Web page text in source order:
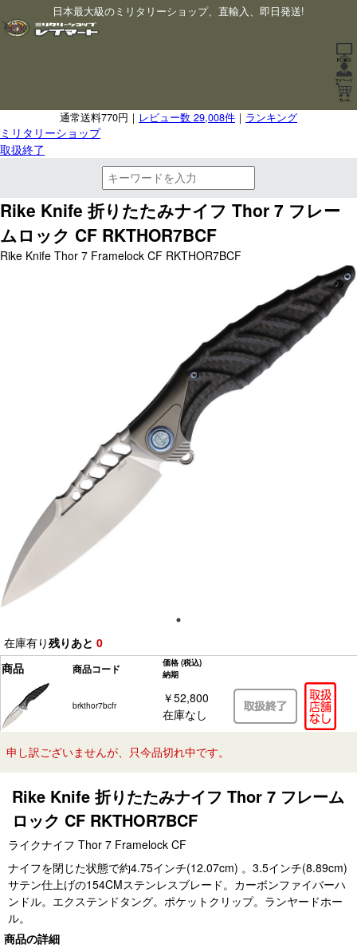
日本最大級のミリタリーショップ、直輸入、即日発送!
通常送料770円｜ レビュー数 29,008件 ｜ ランキング
ミリタリーショップ
取扱終了
Rike Knife 折りたたみナイフ Thor 7 フレー
ムロック CF RKTHOR7BCF
Rike Knife Thor 7 Framelock CF RKTHOR7BCF
在庫有り残りあと 0
商品
商品コード 価格 (税込)
納期
brkthor7bcfr
￥52,800
在庫なし
申し訳ございませんが、只今品切れ中です。
Rike Knife 折りたたみナイフ Thor 7 フレーム
ロック CF RKTHOR7BCF
ライクナイフ Thor 7 Framelock CF
ナイフを閉じた状態で約4.75インチ(12.07cm) 。3.5インチ(8.89cm)
サテン仕上げの154CMステンレスブレード。カーボンファイバーハ
ンドル。エクステンドタング。ポケットクリップ。ランヤードホー
ル。
商品の詳細